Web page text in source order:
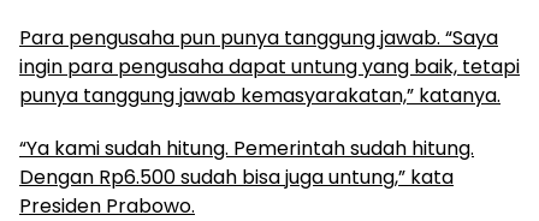
Para pengusaha pun punya tanggung jawab. “Saya
ingin para pengusaha dapat untung yang baik, tetapi
punya tanggung jawab kemasyarakatan,” katanya.
“Ya kami sudah hitung. Pemerintah sudah hitung.
Dengan Rp6.500 sudah bisa juga untung,” kata
Presiden Prabowo.